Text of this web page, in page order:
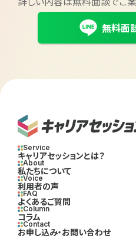
無料面
Service
キャリアセッションとは？
About
私たちについて
Voice
利用者の声
FAQ
よくあるご質問
Column
コラム
Contact
お申し込み・お問い合わせ